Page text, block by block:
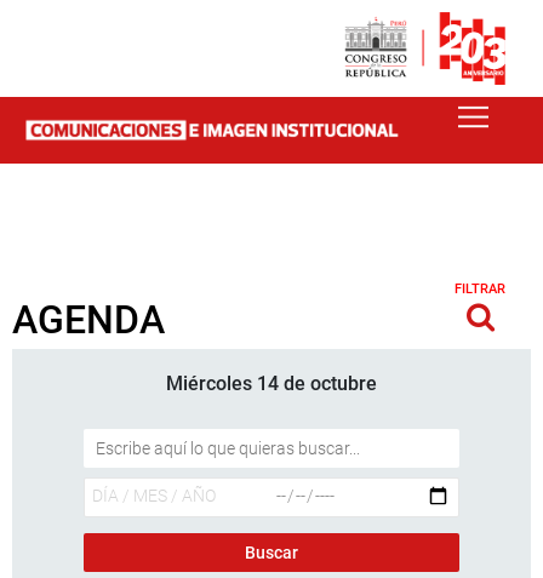
AGENDA
FILTRAR
Miércoles 14 de octubre